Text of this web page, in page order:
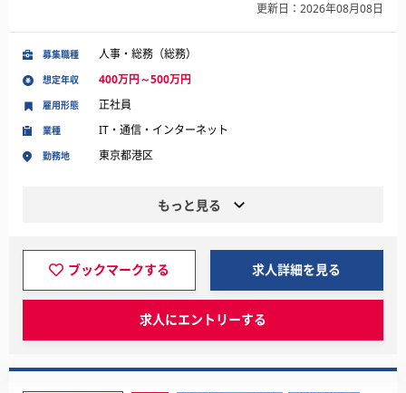
更新日：2026年08月08日
募集職種 人事・総務（総務）
想定年収 400万円～500万円
業種 IT・通信・インターネット
勤務地 東京都港区
雇用形態 正社員
もっと見る
ブックマークする 求人詳細を見る
求人にエントリーする